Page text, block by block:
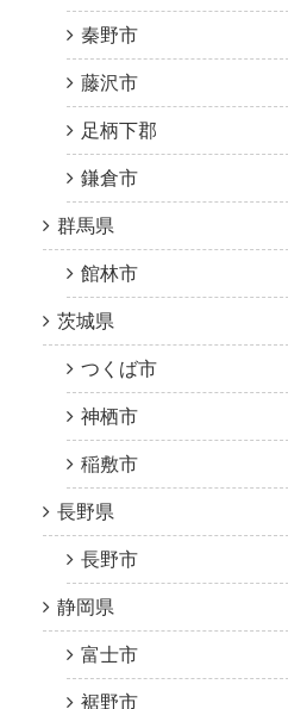
秦野市
藤沢市
足柄下郡
鎌倉市
群馬県
館林市
茨城県
つくば市
神栖市
稲敷市
長野県
長野市
静岡県
富士市
裾野市